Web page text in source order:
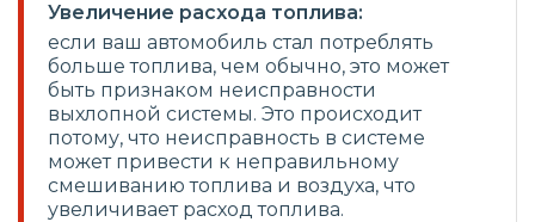
Увеличение расхода топлива:
если ваш автомобиль стал потреблять
больше топлива, чем обычно, это может
быть признаком неисправности
выхлопной системы. Это происходит
потому, что неисправность в системе
может привести к неправильному
смешиванию топлива и воздуха, что
увеличивает расход топлива.